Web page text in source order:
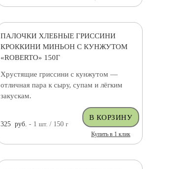
ПАЛОЧКИ ХЛЕБНЫЕ ГРИССИНИ
КРОККИНИ МИНЬОН С КУНЖУТОМ
«ROBERTO» 150Г
Хрустящие гриссини с кунжутом —
отличная пара к сыру, супам и лёгким
закускам.
325 руб. - 1шт. / 150г
Купить в 1 клик